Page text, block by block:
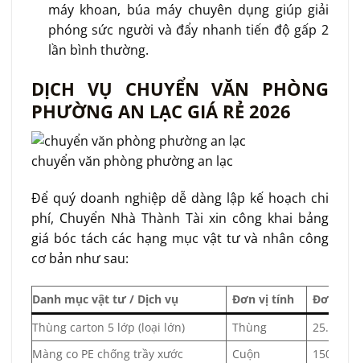
máy khoan, búa máy chuyên dụng giúp giải
phóng sức người và đẩy nhanh tiến độ gấp 2
lần bình thường.
DỊCH VỤ CHUYỂN VĂN PHÒNG
PHƯỜNG AN LẠC GIÁ RẺ 2026
chuyển văn phòng phường an lạc
Để quý doanh nghiệp dễ dàng lập kế hoạch chi
phí, Chuyển Nhà Thành Tài xin công khai bảng
giá bóc tách các hạng mục vật tư và nhân công
cơ bản như sau:
Danh mục vật tư / Dịch vụ Đơn vị tính
Đơn giá
Thùng carton 5 lớp (loại lớn)
Thùng
25.000
Màng co PE chống trầy xước
Cuộn 150.000